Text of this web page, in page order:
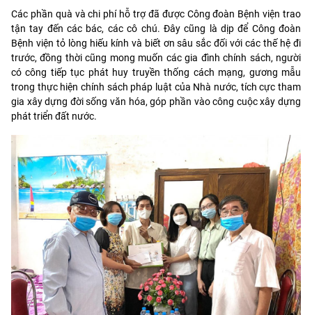
Các phần quà và chi phí hỗ trợ đã được Công đoàn Bệnh viện trao
tận tay đến các bác, các cô chú. Đây cũng là dịp để Công đoàn
Bệnh viện tỏ lòng hiếu kính và biết ơn sâu sắc đối với các thế hệ đi
trước, đồng thời cũng mong muốn các gia đình chính sách, người
có công tiếp tục phát huy truyền thống cách mạng, gương mẫu
trong thực hiện chính sách pháp luật của Nhà nước, tích cực tham
gia xây dựng đời sống văn hóa, góp phần vào công cuộc xây dựng
phát triển đất nước.